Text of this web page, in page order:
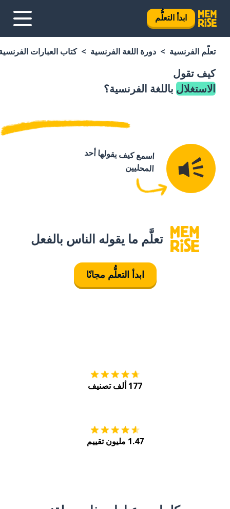
ابدأ التعلُّم
تعلَّم الفرنسية دورة اللغة الفرنسية كتاب العبارات
كيف تقول
الاستغلال باللغة الفرنسية؟
اسمع كيف يقولها أحد
المحليين
تعلَّم ما يقوله الناس بالفعل
ابدأ التعلُّم مجانًا
177 ألف تصنيف
1.47 مليون تقييم